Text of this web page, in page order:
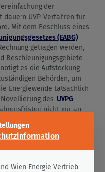
der
dauern UVP-Verfahren für
Mit dem Beschluss eines
(EABG)
getragen werden,
Beschleunigungsgebiete
es die Aufstockung
Behörden, um
Energiewende tatsächlich
des UVPG
nicht nur an
Auswahl zu den
Wien Energie Vertrieb